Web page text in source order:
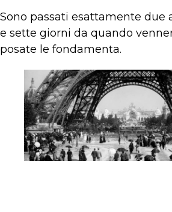
Sono passati esattamente due
e sette giorni da quando
posate le fondamenta.